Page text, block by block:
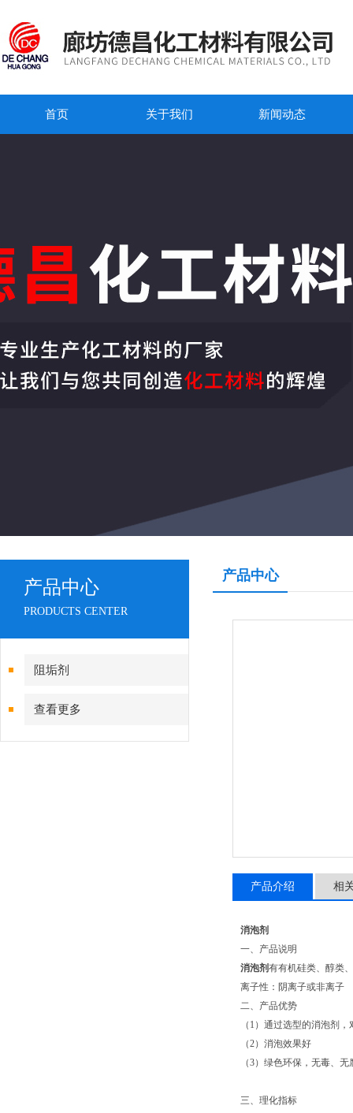
首页 关于我们 新闻动态
产品中心
PRODUCTS CENTER
阻垢剂
查看更多
产品中心
产品介绍 相
消泡剂
一、产品说明
消泡剂有有机硅类、醇类
离子性：阴离子或非离子
二、产品优势
（1）通过选型的消泡剂
（2）消泡效果好
（3）绿色环保，无毒、
三、理化指标